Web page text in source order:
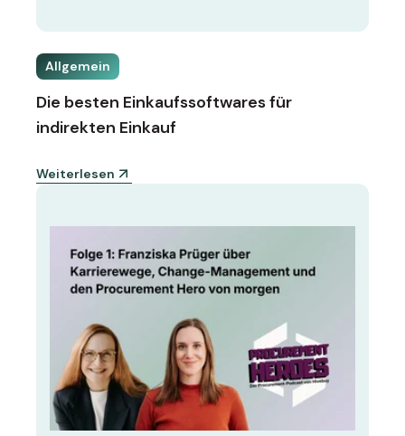
Allgemein
Die besten Einkaufssoftwares für
indirekten Einkauf
Weiterlesen